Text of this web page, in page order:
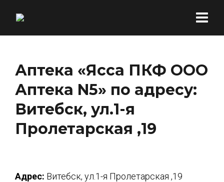
Аптека «Ясса ПКФ ООО
Аптека N5» по адресу:
Витебск, ул.1-я
Пролетарская ,19
Адрес: Витебск, ул.1-я Пролетарская ,19